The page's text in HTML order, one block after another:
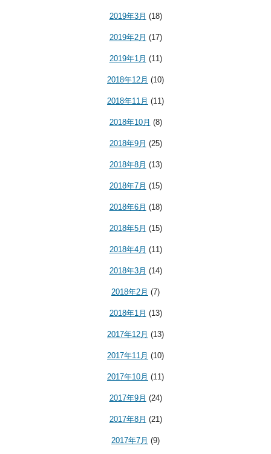
2019年3月 (18)
2019年2月 (17)
2019年1月 (11)
2018年12月 (10)
2018年11月 (11)
2018年10月 (8)
2018年9月 (25)
2018年8月 (13)
2018年7月 (15)
2018年6月 (18)
2018年5月 (15)
2018年4月 (11)
2018年3月 (14)
2018年2月 (7)
2018年1月 (13)
2017年12月 (13)
2017年11月 (10)
2017年10月 (11)
2017年9月 (24)
2017年8月 (21)
2017年7月 (9)